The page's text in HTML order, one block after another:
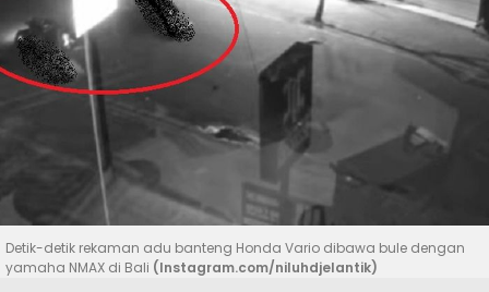
Detik-detik rekaman adu banteng Honda Vario dibawa bule dengan
yamaha NMAX di Bali (Instagram.com/niluhdjelantik)